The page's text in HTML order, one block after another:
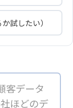
試したい）